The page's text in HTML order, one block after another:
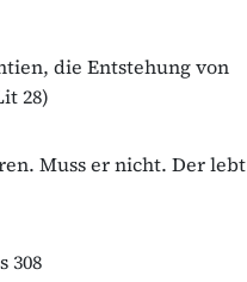
die Entstehung von
28)
Muss er nicht. Der lebt
308